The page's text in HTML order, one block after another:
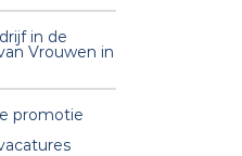
in de
Vrouwen in
promotie